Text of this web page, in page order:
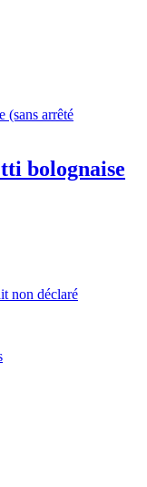
(sans arrêté
bolognaise
non déclaré